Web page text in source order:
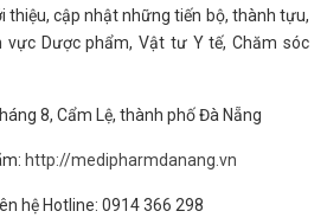
thiệu, cập nhật những tiến bộ, thành tựu,
Dược phẩm, Vật tư Y tế, Chăm sóc
8, Cẩm Lệ, thành phố Đà Nẵng
http://medipharmdanang.vn
hệ Hotline: 0914 366 298